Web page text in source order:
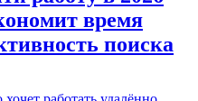
время
поиска